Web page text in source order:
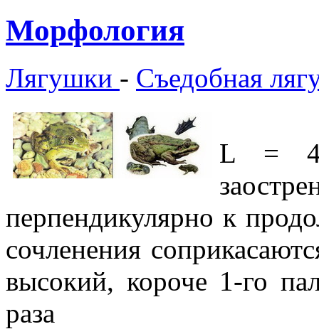
Морфология
Лягушки - Съедобная
L =
перпендикулярно к
сочленения
высокий, короче 1-го
раза